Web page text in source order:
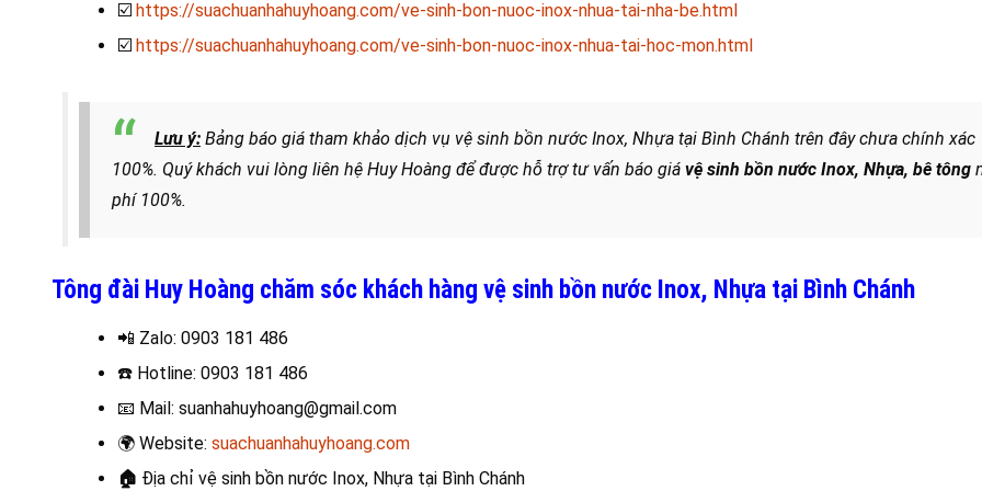
☑️ https://suachuanhahuyhoang.com/ve-sinh-bon-nuoc-inox-nhua-tai-nha-be.html
☑️ https://suachuanhahuyhoang.com/ve-sinh-bon-nuoc-inox-nhua-tai-hoc-mon.html
Lưu ý: Bảng báo giá tham khảo dịch vụ vệ sinh bồn nước Inox, Nhựa tại Bình Chánh trên đây chưa chính xác
100%. Quý khách vui lòng liên hệ Huy Hoàng để được hỗ trợ tư vấn báo giá vệ sinh bồn nước Inox, Nhựa, bê tông
phí 100%.
Tông đài Huy Hoàng chăm sóc khách hàng vệ sinh bồn nước Inox, Nhựa tại Bình Chánh
📲 Zalo: 0903 181 486
☎️ Hotline: 0903 181 486
📧 Mail: suanhahuyhoang@gmail.com
🌍 Website: suachuanhahuyhoang.com
🏠 Địa chỉ vệ sinh bồn nước Inox, Nhựa tại Bình Chánh